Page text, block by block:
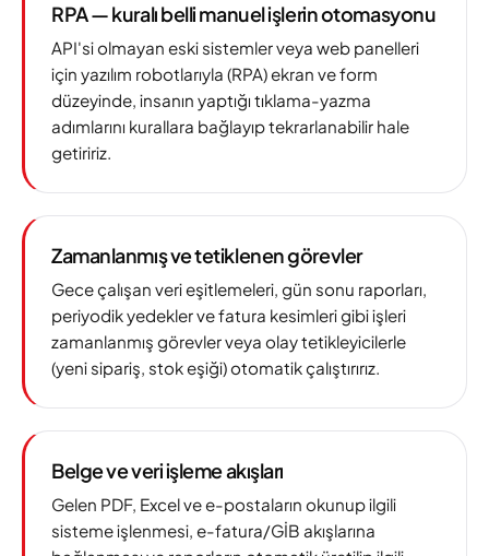
RPA — kuralı belli manuel işlerin otomasyonu
API'si olmayan eski sistemler veya web panelleri
için yazılım robotlarıyla (RPA) ekran ve form
düzeyinde, insanın yaptığı tıklama-yazma
adımlarını kurallara bağlayıp tekrarlanabilir hale
getiririz.
Zamanlanmış ve tetiklenen görevler
Gece çalışan veri eşitlemeleri, gün sonu raporları,
periyodik yedekler ve fatura kesimleri gibi işleri
zamanlanmış görevler veya olay tetikleyicilerle
(yeni sipariş, stok eşiği) otomatik çalıştırırız.
Belge ve veri işleme akışları
Gelen PDF, Excel ve e-postaların okunup ilgili
sisteme işlenmesi, e-fatura/GİB akışlarına